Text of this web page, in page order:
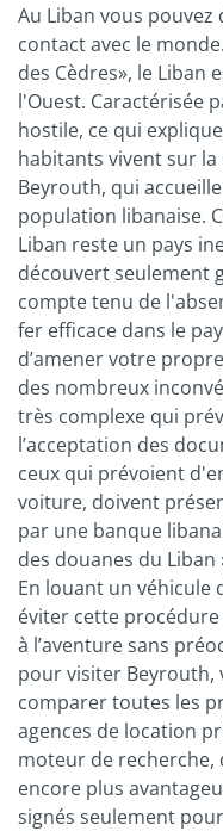
Au Liban vous
contact avec le
des Cèdres», le Liban
l'Ouest. Caractérisée
hostile, ce qui
habitants vivent sur
Beyrouth, qui
population libanaise.
Liban reste un pays
découvert seulement
compte tenu de
fer efficace dans le
d’amener votre
des nombreux
très complexe qui
l’acceptation des
ceux qui prévoient
voiture, doivent
par une banque
des douanes du
En louant un véhicule
éviter cette
à l’aventure sans
pour visiter Beyrouth,
comparer toutes les
agences de location
moteur de recherche,
encore plus
signés seulement